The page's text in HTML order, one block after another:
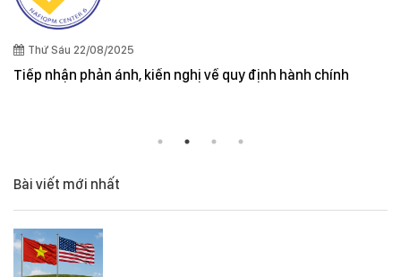
hành chính
Bài viết mới nhất